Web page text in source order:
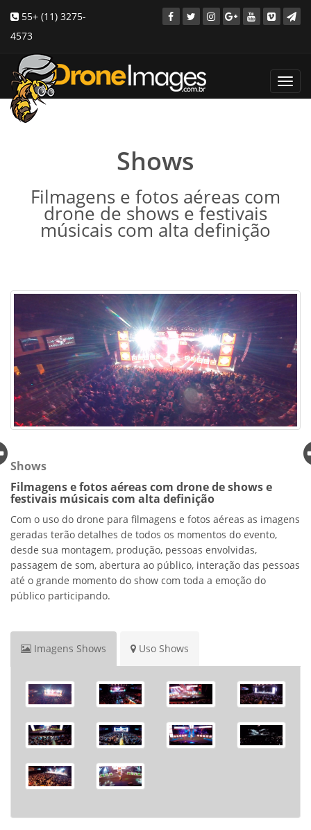
55+ (11) 3275-
4573
Shows
Filmagens e fotos aéreas com
drone de shows e festivais
músicais com alta definição
Shows
Filmagens e fotos aéreas com drone de shows e
festivais músicais com alta definição
Com o uso do drone para filmagens e fotos aéreas as imagens
geradas terão detalhes de todos os momentos do evento,
desde sua montagem, produção, pessoas envolvidas,
passagem de som, abertura ao público, interação das pessoas
até o grande momento do show com toda a emoção do
público participando.
Imagens Shows Uso Shows